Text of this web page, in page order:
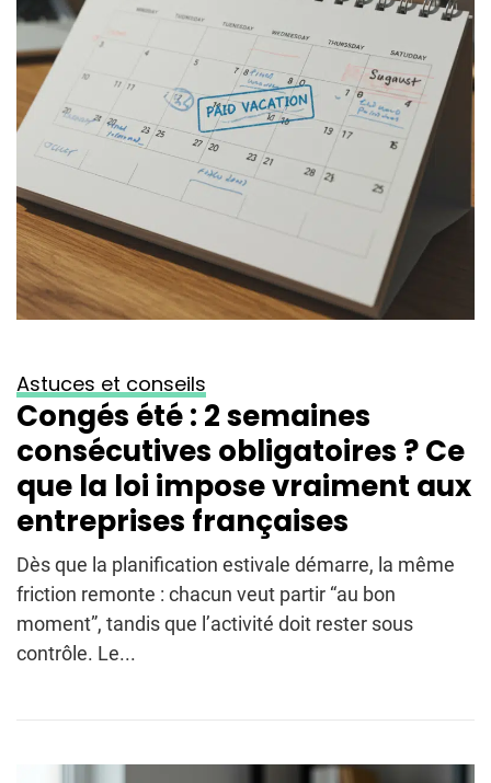
Astuces et conseils
Congés été : 2 semaines
consécutives obligatoires ? Ce
que la loi impose vraiment aux
entreprises françaises
Dès que la planification estivale démarre, la même
friction remonte : chacun veut partir “au bon
moment”, tandis que l’activité doit rester sous
contrôle. Le...